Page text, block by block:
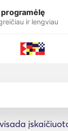
ir lengviau